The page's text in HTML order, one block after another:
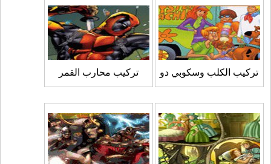
تركيب الكلب وسكوبي دو تركيب محارب القمر